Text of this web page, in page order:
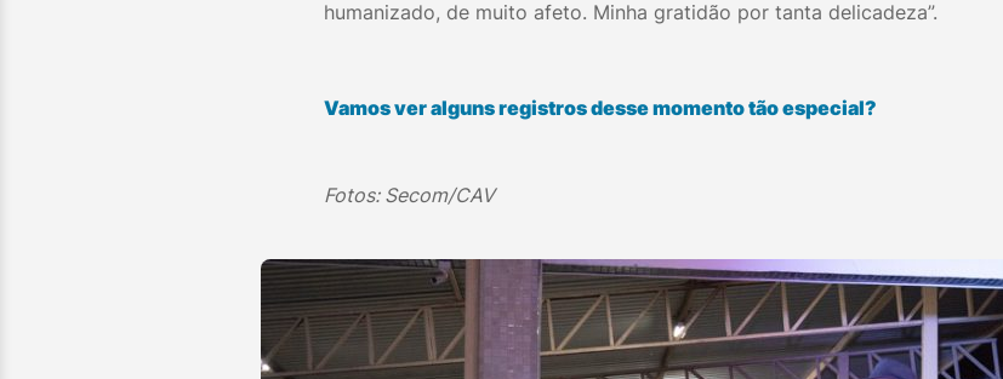
humanizado, de muito afeto. Minha gratidão por tanta delicadeza”.
Vamos ver alguns registros desse momento tão especial?
Fotos: Secom/CAV